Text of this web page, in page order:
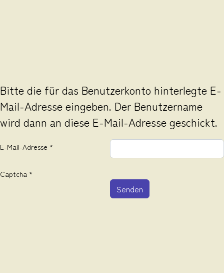
Bitte die für das Benutzerkonto hinterlegte E-
Mail-Adresse eingeben. Der Benutzername
wird dann an diese E-Mail-Adresse geschickt.
E-Mail-Adresse *
Captcha *
Senden